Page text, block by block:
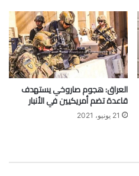
العراق: هجوم صاروخي يستهدف
قاعدة تضم أمريكيين في الأنبار
21 يونيو، 2021